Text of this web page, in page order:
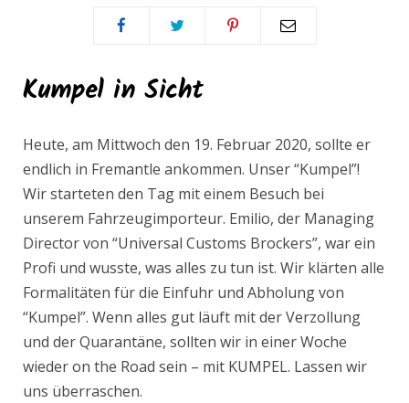
Kumpel in Sicht
Heute, am Mittwoch den 19. Februar 2020, sollte er
endlich in Fremantle ankommen. Unser “Kumpel”!
Wir starteten den Tag mit einem Besuch bei
unserem Fahrzeugimporteur. Emilio, der Managing
Director von “Universal Customs Brockers”, war ein
Profi und wusste, was alles zu tun ist. Wir klärten alle
Formalitäten für die Einfuhr und Abholung von
“Kumpel”. Wenn alles gut läuft mit der Verzollung
und der Quarantäne, sollten wir in einer Woche
wieder on the Road sein – mit KUMPEL. Lassen wir
uns überraschen.